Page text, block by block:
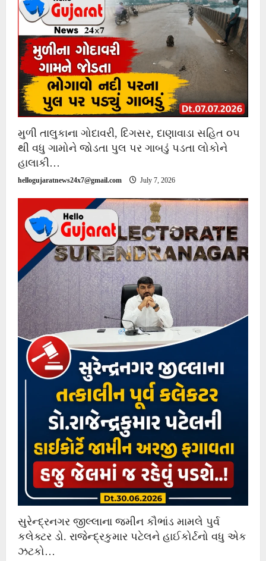
મુળી તાલુકાના ગોદાવરી, દિગસર, દાણાવાડા સહિત ૦૫
થી વધુ ગામોને જોડતા પુલ પર ગાબડું પડતા લોકોને
હાલાકી…
hellogujaratnews24x7@gmail.com July 7, 2026
સુરેન્દ્રનગર જીલ્લાના જમીન કૌભાંડ મામલે પુર્વ
કલેક્ટર ડો. રાજેન્દ્રકુમાર પટેલને હાઈકોર્ટનો વધુ એક
ઝટકો…